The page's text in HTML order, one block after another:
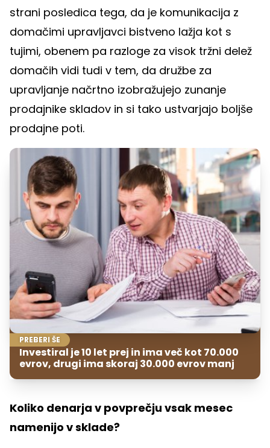
strani posledica tega, da je komunikacija z
domačimi upravljavci bistveno lažja kot s
tujimi, obenem pa razloge za visok tržni delež
domačih vidi tudi v tem, da družbe za
upravljanje načrtno izobražujejo zunanje
prodajnike skladov in si tako ustvarjajo boljše
prodajne poti.
PREBERI ŠE
Investiral je 10 let prej in ima več kot 70.000
evrov, drugi ima skoraj 30.000 evrov manj
Koliko denarja v povprečju vsak mesec
namenijo v sklade?